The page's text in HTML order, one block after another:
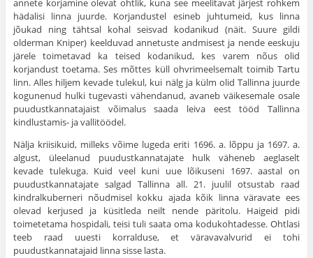
annete korjamine olevat ohtlik, kuna see meelitavat järjest rohkem
hädalisi linna juurde. Korjan­dustel esineb juhtumeid, kus linna
jõukad ning tähtsal kohal seisvad kodanikud (näit. Suure gildi
olderman Kniper) keelduvad annetuste and­misest ja nende eeskuju
järele toimetavad ka teised kodanikud, kes varem nõus olid
korjandust toetama. Ses mõttes küll ohvrimeelsemalt toimib Tartu
linn. Alles hiljem kevade tulekul, kui nälg ja külm olid Tallinna juurde
kogunenud hulki tugevasti vähendanud, avaneb väikesemale osale
puudustkannatajaist võimalus saada leiva eest tööd Tallinna
kindlustamis- ja vallitöödel.
Nälja kriisikuid, milleks võime lugeda eriti 1696. a. lõppu ja 1697. a.
algust, üleelanud puudustkannatajate hulk väheneb aeglaselt
kevade tulekuga. Kuid veel kuni uue lõikuseni 1697. aastal on
puudustkannatajate salgad Tallinna all. 21. juulil otsustab raad
kindralkuberneri nõudmisel kokku ajada kõik linna väravate ees
olevad kerjused ja küsitleda neilt nende päritolu. Haigeid pidi
toimetetama hospidali, teisi tuli saata oma kodukohtadesse. Ohtlasi
teeb raad uuesti korralduse, et väravavalvurid ei tohi
puudustkannatajaid linna sisse lasta.